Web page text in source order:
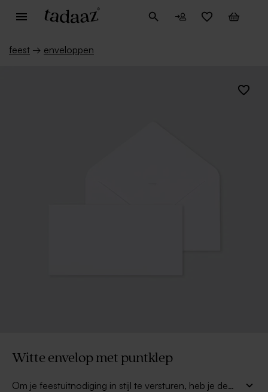
feest → enveloppen
Witte envelop met puntklep
Om je feestuitnodiging in stijl te versturen, heb je de